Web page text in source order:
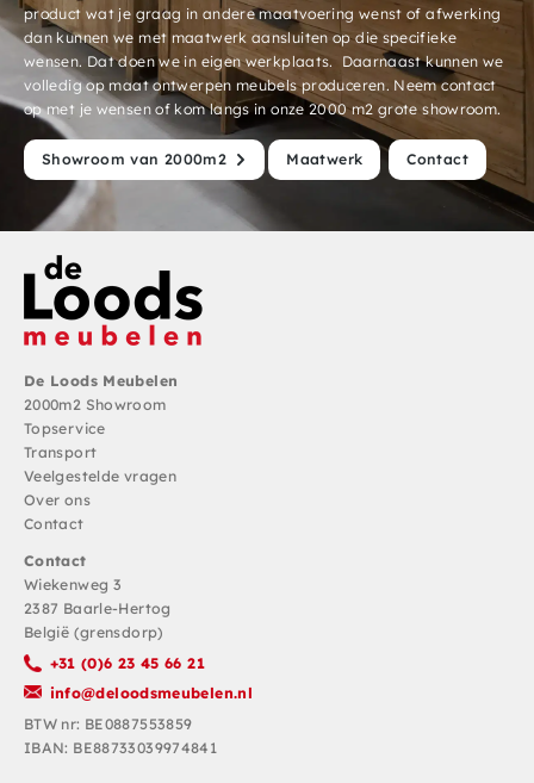
product wat je graag in andere maatvoering wenst of afwerking
dan kunnen we met maatwerk aansluiten op die specifieke
wensen. Dat doen we in eigen werkplaats. Daarnaast kunnen we
volledig op maat ontwerpen meubels produceren. Neem contact
op met je wensen of kom langs in onze 2000 m2 grote showroom.
Showroom van 2000m2 Maatwerk Contact
De Loods Meubelen
2000m2 Showroom
Topservice
Transport
Veelgestelde vragen
Over ons
Contact
Contact
Wiekenweg 3
2387 Baarle-Hertog
België (grensdorp)
+31 (0)6 23 45 66 21
info@deloodsmeubelen.nl
BTW nr: BE0887553859
IBAN: BE88733039974841